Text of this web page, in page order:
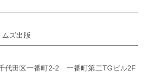
ズ出版
代田区一番町2-2 一番町第二TGビル2F